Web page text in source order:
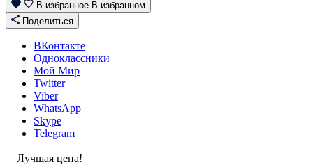
В избранное В избранном
Поделиться
ВКонтакте
Одноклассники
Мой Мир
Twitter
Viber
WhatsApp
Skype
Telegram
Лучшая цена!